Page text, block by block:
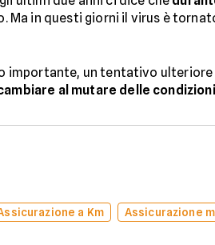
Ma in questi giorni il virus è
importante, un tentativo
al mutare delle
a Km Assicurazione